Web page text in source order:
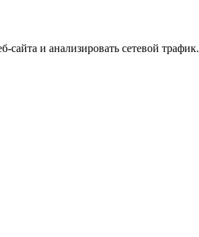
и анализировать сетевой трафик.